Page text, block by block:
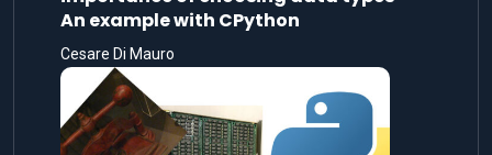
An example with CPython
Cesare Di Mauro